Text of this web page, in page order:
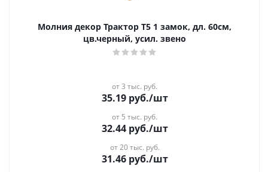
Молния декор Трактор Т5 1 замок, дл. 60см,
цв.черный, усил. звено
от 3 тыс. руб.
35.19руб./шт
от 5 тыс. руб.
32.44руб./шт
от 20 тыс. руб.
31.46руб./шт